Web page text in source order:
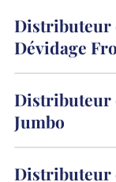
Distributeur
Dévidage
Distributeur
Jumbo
Distributeur